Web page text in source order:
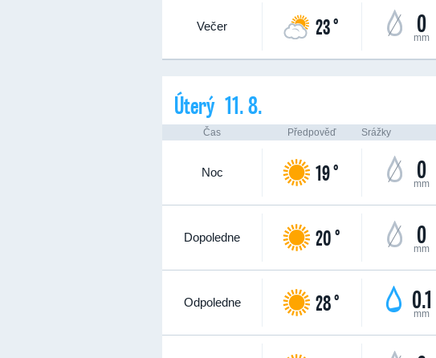
Večer 23 ° 0
mm
Úterý 11. 8.
Čas Předpověď Srážky
Noc 19 ° 0
mm
Dopoledne 20 ° 0
mm
Odpoledne 28 ° 0.1
mm